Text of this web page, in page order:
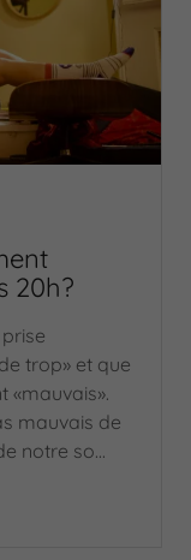
20h?
trop» et que
«mauvais».
mauvais de
notre so...